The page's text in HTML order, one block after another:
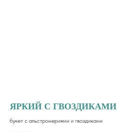
ЯРКИЙ С ГВОЗДИКАМИ
букет с альстромериями и гвоздиками